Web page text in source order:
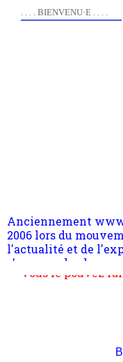
. . . . BIENVENU·E . . . .
l'actualité et de
s'occupe plus
transformation dans
suivant la pensée
nomme les
articles pour être
hésitation,